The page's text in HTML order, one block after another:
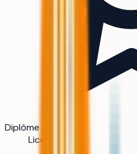
Diplôme
Licence